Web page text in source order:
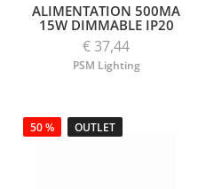
ALIMENTATION 500MA
15W DIMMABLE IP20
€ 37,44
PSM Lighting
50 % OUTLET